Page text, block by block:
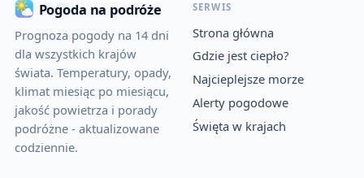
Pogoda na podróże
Prognoza pogody na 14 dni
dla wszystkich krajów
świata. Temperatury, opady,
klimat miesiąc po miesiącu,
jakość powietrza i porady
podróżne - aktualizowane
codziennie.
SERWIS
Strona główna
Gdzie jest ciepło?
Najcieplejsze morze
Alerty pogodowe
Święta w krajach